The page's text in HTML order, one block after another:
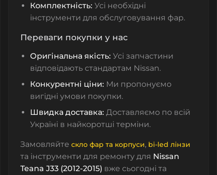
Комплектність: Усі необхідні
інструменти для обслуговування фар.
Переваги покупки у нас
Оригінальна якість: Усі запчастини
відповідають стандартам Nissan.
Конкурентні ціни: Ми пропонуємо
вигідні умови покупки.
Швидка доставка: Доставляємо по всій
Україні в найкоротші терміни.
Замовляйте скло фар та корпуси, bi-led лінзи
та інструменти для ремонту для Nissan
Teana J33 (2012-2015) вже сьогодні та